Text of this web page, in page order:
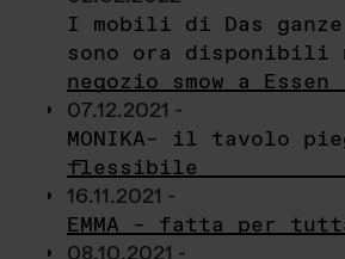
I mobili di Das ganze
sono ora disponibili
negozio smow a Essen
07.12.2021 -
MONIKA– il tavolo
flessibile
16.11.2021 -
EMMA – fatta per
08.10.2021 -